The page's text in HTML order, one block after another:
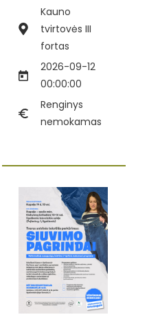
Kauno
tvirtovės III
fortas
2026-09-12
00:00:00
Renginys
nemokamas